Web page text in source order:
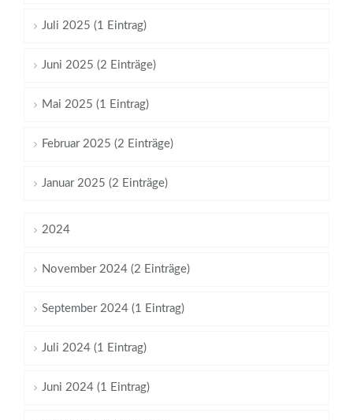
Juli 2025 (1 Eintrag)
Juni 2025 (2 Einträge)
Mai 2025 (1 Eintrag)
Februar 2025 (2 Einträge)
Januar 2025 (2 Einträge)
2024
November 2024 (2 Einträge)
September 2024 (1 Eintrag)
Juli 2024 (1 Eintrag)
Juni 2024 (1 Eintrag)